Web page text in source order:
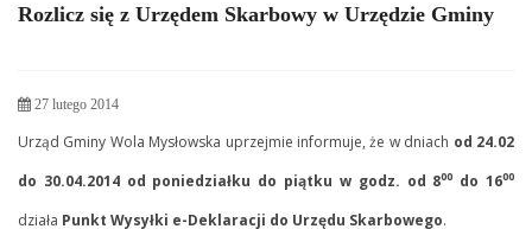
Rozlicz się z Urzędem Skarbowy w Urzędzie Gminy
27 lutego 2014
Urząd Gminy Wola Mysłowska uprzejmie informuje, że w dniach od 24.02
do 30.04.2014 od poniedziałku do piątku w godz. od 800 do 1600
działa Punkt Wysyłki e-Deklaracji do Urzędu Skarbowego.